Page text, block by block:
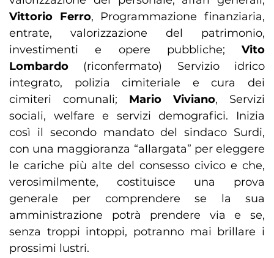
Vittorio Ferro, Programmazione finanziaria,
entrate, valorizzazione del patrimonio,
investimenti e opere pubbliche; Vito
Lombardo (riconfermato) Servizio idrico
integrato, polizia cimiteriale e cura dei
cimiteri comunali; Mario Viviano, Servizi
sociali, welfare e servizi demografici. Inizia
così il secondo mandato del sindaco Surdi,
con una maggioranza “allargata” per eleggere
le cariche più alte del consesso civico e che,
verosimilmente, costituisce una prova
generale per comprendere se la sua
amministrazione potrà prendere via e se,
senza troppi intoppi, potranno mai brillare i
prossimi lustri.